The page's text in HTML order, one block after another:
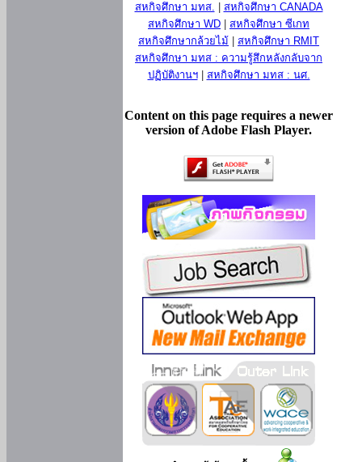
สหกิจศึกษา มทส.
สหกิจศึกษา CANADA
สหกิจศึกษา WD
สหกิจศึกษา ซีเกท
สหกิจศึกษากล้วยไม้
สหกิจศึกษา RMIT
สหกิจศึกษา มทส : ความรู้สึกหลังกลับจาก
ปฏิบัติงานฯ| สหกิจศึกษา มทส : นศ.
Content on this page requires a newer
version of Adobe Flash Player.